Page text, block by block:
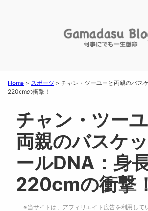
Home > スポーツ > チャン・ツーユーと両親のバス
220cmの衝撃！
チャン・ツー
両親のバスケ
ールDNA：身
220cmの衝撃！
※当サイトは、アフィリエイト広告を利用して